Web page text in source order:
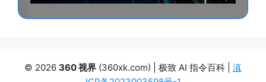
© 2026 360 视界 (360xk.com) | 极致 AI 指令百科 | 滇